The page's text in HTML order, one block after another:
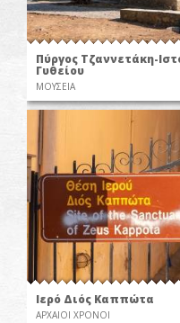
Πύργος Τζαννετάκη-
Γυθείου
ΜΟΥΣΕΙΑ
Ιερό Διός Καππώτα
ΑΡΧΑΙΟΙ ΧΡΟΝΟΙ